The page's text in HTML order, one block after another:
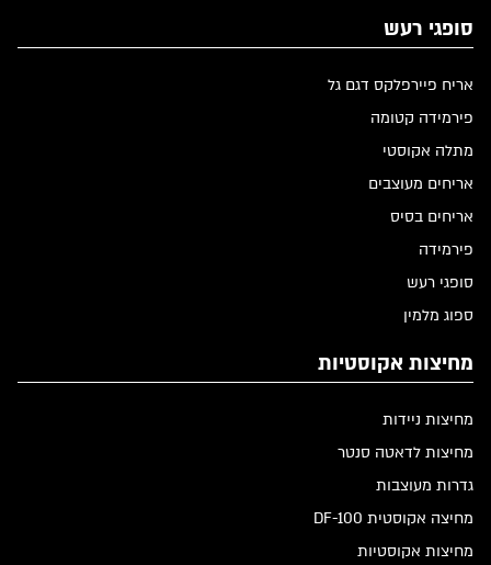
סופגי רעש
אריח פיירפלקס דגם גל
פירמידה קטומה
מתלה אקוסטי
אריחים מעוצבים
אריחים בסיס
פירמידה
סופגי רעש
ספוג מלמין
מחיצות אקוסטיות
מחיצות ניידות
מחיצות לדאטה סנטר
גדרות מעוצבות
מחיצה אקוסטית DF-100
מחיצות אקוסטיות